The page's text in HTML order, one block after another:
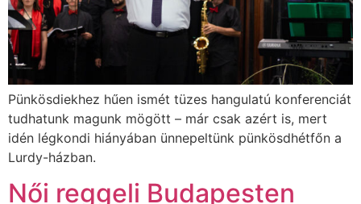
Pünkösdiekhez hűen ismét tüzes hangulatú konferenciát
tudhatunk magunk mögött – már csak azért is, mert
idén légkondi hiányában ünnepeltünk pünkösdhétfőn a
Lurdy-házban.
Női reggeli Budapesten